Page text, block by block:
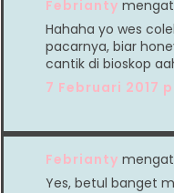
Febrianty
Hahaha yo wes
pacarnya, biar
cantik di bioskop
7 Februari 2017
Febrianty
Yes, betul banget